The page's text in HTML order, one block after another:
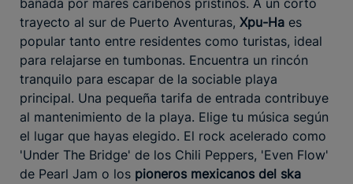
bañada por mares caribeños prístinos. A un corto
trayecto al sur de Puerto Aventuras, Xpu-Ha es
popular tanto entre residentes como turistas, ideal
para relajarse en tumbonas. Encuentra un rincón
tranquilo para escapar de la sociable playa
principal. Una pequeña tarifa de entrada contribuye
al mantenimiento de la playa. Elige tu música según
el lugar que hayas elegido. El rock acelerado como
'Under The Bridge' de los Chili Peppers, 'Even Flow'
de Pearl Jam o los pioneros mexicanos del ska